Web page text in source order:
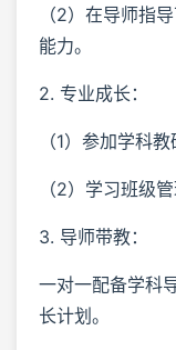
（2）在导师指
能力。
2. 专业成长：
（1）参加学科
（2）学习班级
3. 导师带教：
一对一配备学科
长计划。